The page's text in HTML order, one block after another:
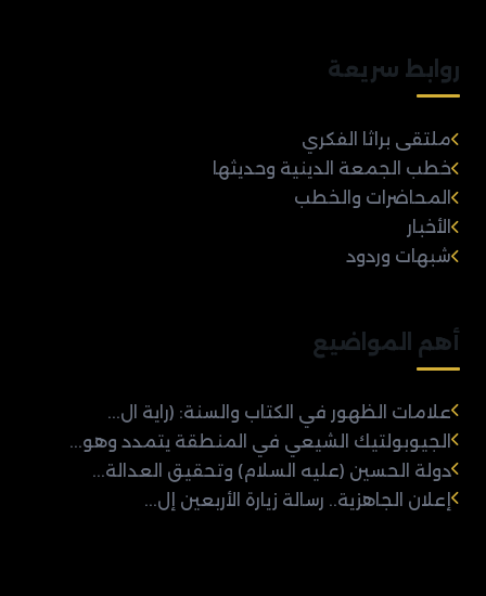
روابط سريعة
ملتقى براثا الفكري
خطب الجمعة الدينية وحديثها
المحاضرات والخطب
الأخبار
شبهات وردود
أهم المواضيع
علامات الظهور في الكتاب والسنة: (راية ال...
الجيوبولتيك الشيعي في المنطقة يتمدد وهو...
دولة الحسين (عليه السلام) وتحقيق العدالة...
إعلان الجاهزية.. رسالة زيارة الأربعين إل...